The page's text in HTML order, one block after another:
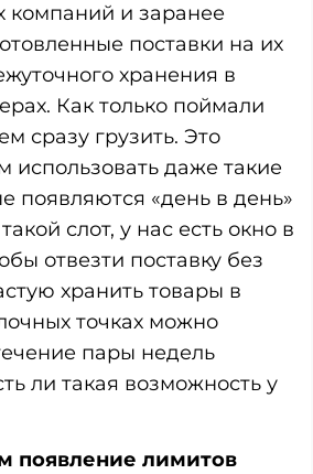
компаний и заранее
поставки на их
хранения в
Как только поймали
сразу грузить. Это
использовать даже такие
появляются «день в день»
слот, у нас есть окно в
отвезти поставку без
хранить товары в
точках можно
пары недель
ли такая возможность у
появление лимитов